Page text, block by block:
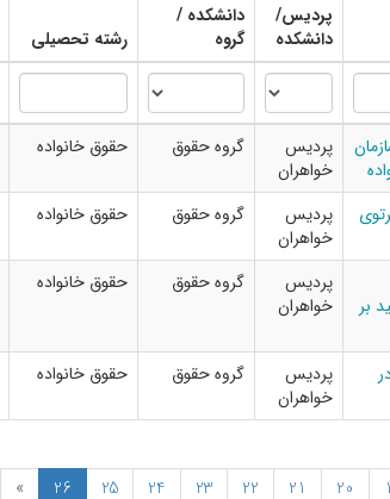
پردیس/
دانشکده
دانشکده /
گروه
رشته تحصیلی
پردیس
خواهران
گروه حقوق حقوق خانواده
پردیس
خواهران
گروه حقوق حقوق خانواده
بر
پردیس
خواهران
گروه حقوق حقوق خانواده
پردیس
خواهران
گروه حقوق حقوق خانواده
20
21
22
23
24
25
26
»